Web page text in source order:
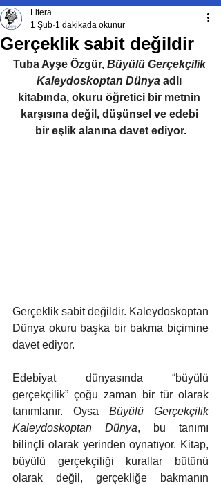
Gerçeklik sabit değildir
Litera
1 Şub 1 dakikada okunur
Tuba Ayşe Özgür, Büyülü Gerçekçilik
Kaleydoskoptan Dünya adlı
kitabında, okuru öğretici bir metnin
karşısına değil, düşünsel ve edebi
bir eşlik alanına davet ediyor.
Gerçeklik sabit değildir. Kaleydoskoptan
Dünya okuru başka bir bakma biçimine
davet ediyor.
Edebiyat dünyasında “büyülü
gerçekçilik” çoğu zaman bir tür olarak
tanımlanır. Oysa Büyülü Gerçekçilik
Kaleydoskoptan Dünya, bu tanımı
bilinçli olarak yerinden oynatıyor. Kitap,
büyülü gerçekçiliği kurallar bütünü
olarak değil, gerçekliğe bakmanın